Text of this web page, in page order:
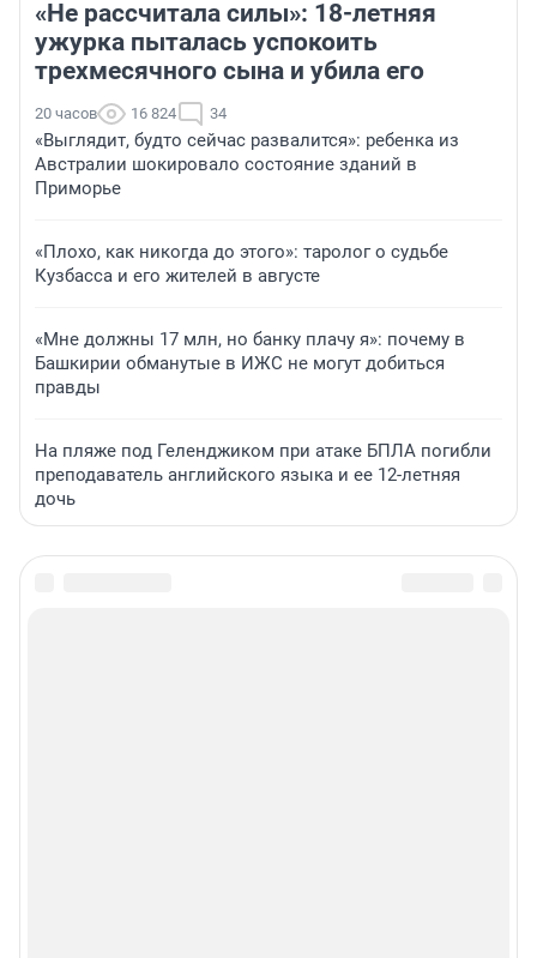
«Не рассчитала силы»: 18-летняя
ужурка пыталась успокоить
трехмесячного сына и убила его
20 часов 16 824 34
«Выглядит, будто сейчас развалится»: ребенка из
Австралии шокировало состояние зданий в
Приморье
«Плохо, как никогда до этого»: таролог о судьбе
Кузбасса и его жителей в августе
«Мне должны 17 млн, но банку плачу я»: почему в
Башкирии обманутые в ИЖС не могут добиться
правды
На пляже под Геленджиком при атаке БПЛА погибли
преподаватель английского языка и ее 12-летняя
дочь